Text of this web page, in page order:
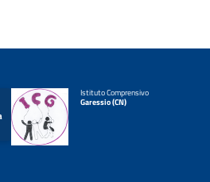
Istituto Comprensivo
Garessio (CN)